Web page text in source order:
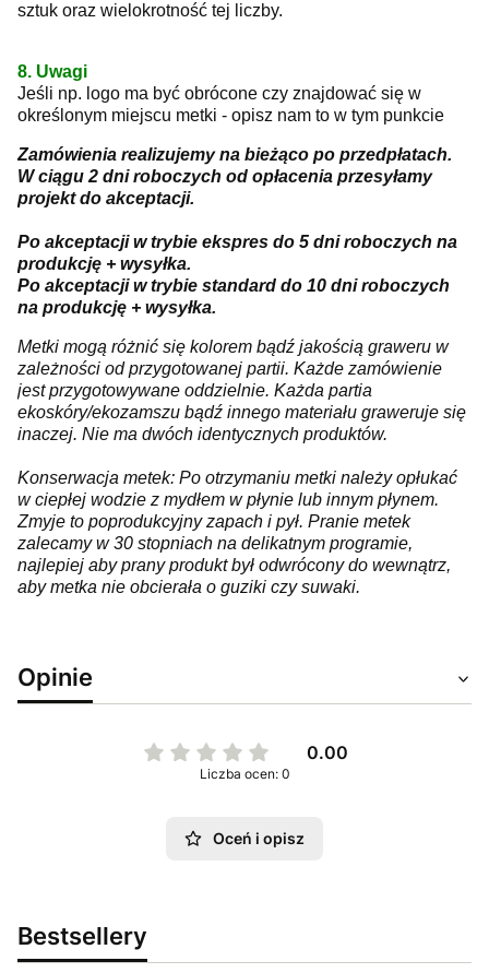
sztuk oraz wielokrotność tej liczby.
8. Uwagi
Jeśli np. logo ma być obrócone czy znajdować się w
określonym miejscu metki - opisz nam to w tym punkcie
Zamówienia realizujemy na bieżąco po przedpłatach.
W ciągu 2 dni roboczych od opłacenia przesyłamy
projekt do akceptacji.
Po akceptacji w trybie ekspres do 5 dni roboczych na
produkcję + wysyłka.
Po akceptacji w trybie standard do 10 dni roboczych
na produkcję + wysyłka.
Metki mogą różnić się kolorem bądź jakością graweru w
zależności od przygotowanej partii. Każde zamówienie
jest przygotowywane oddzielnie. Każda partia
ekoskóry/ekozamszu bądź innego materiału graweruje się
inaczej. Nie ma dwóch identycznych produktów.
Konserwacja metek: Po otrzymaniu metki należy opłukać
w ciepłej wodzie z mydłem w płynie lub innym płynem.
Zmyje to poprodukcyjny zapach i pył. Pranie metek
zalecamy w 30 stopniach na delikatnym programie,
najlepiej aby prany produkt był odwrócony do wewnątrz,
aby metka nie obcierała o guziki czy suwaki.
Opinie
0.00
Liczba ocen: 0
Oceń i opisz
Bestsellery